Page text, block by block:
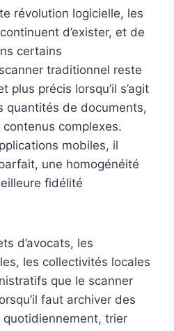
révolution logicielle, les
d’exister, et de
certains
traditionnel reste
plus précis lorsqu’il s’agit
quantités de documents,
complexes.
mobiles, il
une homogénéité
fidélité
d’avocats, les
les collectivités locales
que le scanner
faut archiver des
trier